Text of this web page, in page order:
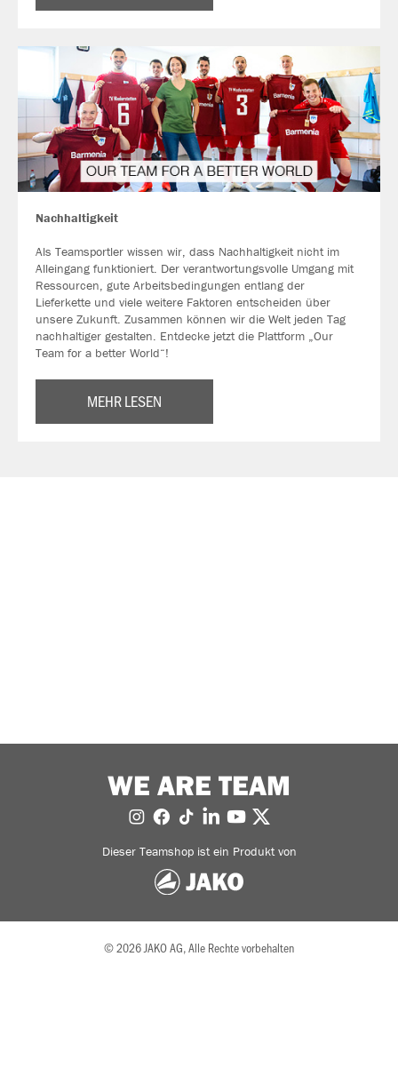
Nachhaltigkeit
Als Teamsportler wissen wir, dass Nachhaltigkeit nicht im
Alleingang funktioniert. Der verantwortungsvolle Umgang mit
Ressourcen, gute Arbeitsbedingungen entlang der
Lieferkette und viele weitere Faktoren entscheiden über
unsere Zukunft. Zusammen können wir die Welt jeden Tag
nachhaltiger gestalten. Entdecke jetzt die Plattform „Our
Team for a better World“!
MEHR LESEN
WE ARE TEAM
Dieser Teamshop ist ein Produkt von
© 2026 JAKO AG, Alle Rechte vorbehalten